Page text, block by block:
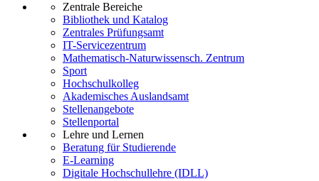
Zentrale Bereiche
Bibliothek und Katalog
Zentrales Prüfungsamt
IT-Servicezentrum
Mathematisch-Naturwissensch. Zentrum
Sport
Hochschulkolleg
Akademisches Auslandsamt
Stellenangebote
Stellenportal
Lehre und Lernen
Beratung für Studierende
E-Learning
Digitale Hochschullehre (IDLL)